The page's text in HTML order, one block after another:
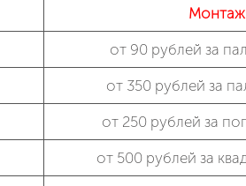
Монтаж
от 90 рублей за
от 350 рублей за
от 250 рублей за
от 500 рублей за